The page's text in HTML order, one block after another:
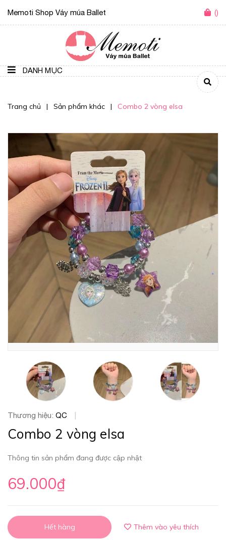
Memoti Shop Váy múa Ballet ()
DANH MỤC
Trang chủ | Sản phẩm khác | Combo 2 vòng elsa
Thương hiệu: QC
Combo 2 vòng elsa
Thông tin sản phẩm đang được cập nhật
69.000₫
Hết hàng Thêm vào yêu thích